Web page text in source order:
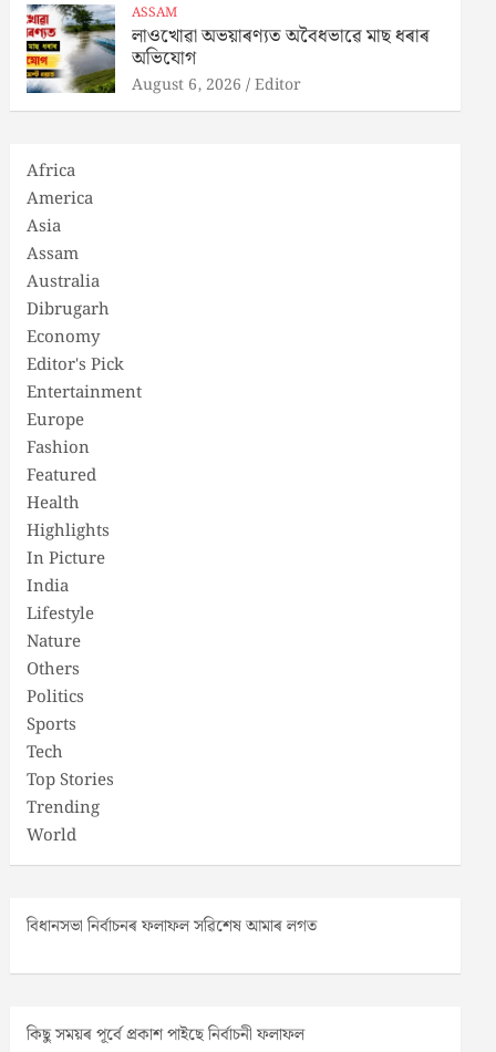
ASSAM
লাওখোৱা অভয়াৰণ্যত অবৈধভাৱে মাছ ধৰাৰ
অভিযোগ
August 6, 2026 Editor
Africa
America
Asia
Assam
Australia
Dibrugarh
Economy
Editor's Pick
Entertainment
Europe
Fashion
Featured
Health
Highlights
In Picture
India
Lifestyle
Nature
Others
Politics
Sports
Tech
Top Stories
Trending
World
বিধানসভা নিৰ্বাচনৰ ফলাফল সৱিশেষ আমাৰ লগত
কিছু সময়ৰ পূৰ্বে প্ৰকাশ পাইছে নিৰ্বাচনী ফলাফল